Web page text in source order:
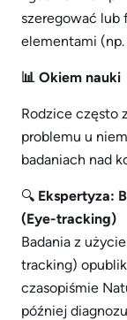
szeregować lub
elementami (np.
📊 Okiem nauki
Rodzice często
problemu u
badaniach nad
🔍 Ekspertyza:
(Eye-tracking)
Badania z
tracking)
czasopiśmie
później